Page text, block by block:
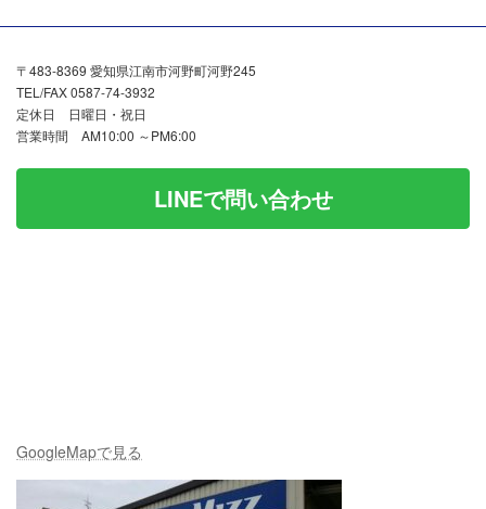
〒483-8369 愛知県江南市河野町河野245
TEL/FAX 0587-74-3932
定休日 日曜日・祝日
営業時間 AM10:00 ～PM6:00
LINEで問い合わせ
GoogleMapで見る